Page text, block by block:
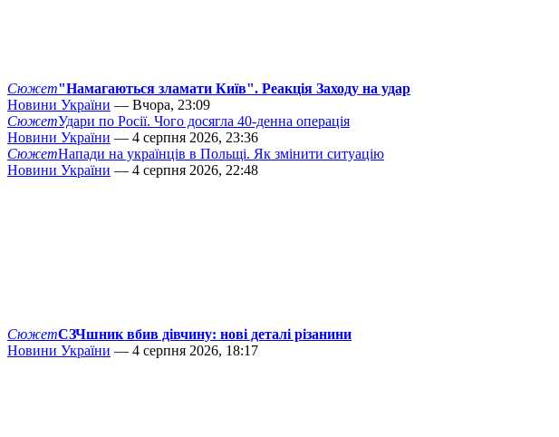
Сюжет"Намагаються зламати Київ". Реакція Заходу на удар
Новини України — Вчора, 23:09
СюжетУдари по Росії. Чого досягла 40-денна операція
Новини України — 4 серпня 2026, 23:36
СюжетНапади на українців в Польщі. Як змінити ситуацію
Новини України — 4 серпня 2026, 22:48
СюжетСЗЧшник вбив дівчину: нові деталі різанини
Новини України — 4 серпня 2026, 18:17